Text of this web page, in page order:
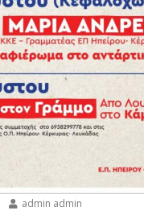
admin admin